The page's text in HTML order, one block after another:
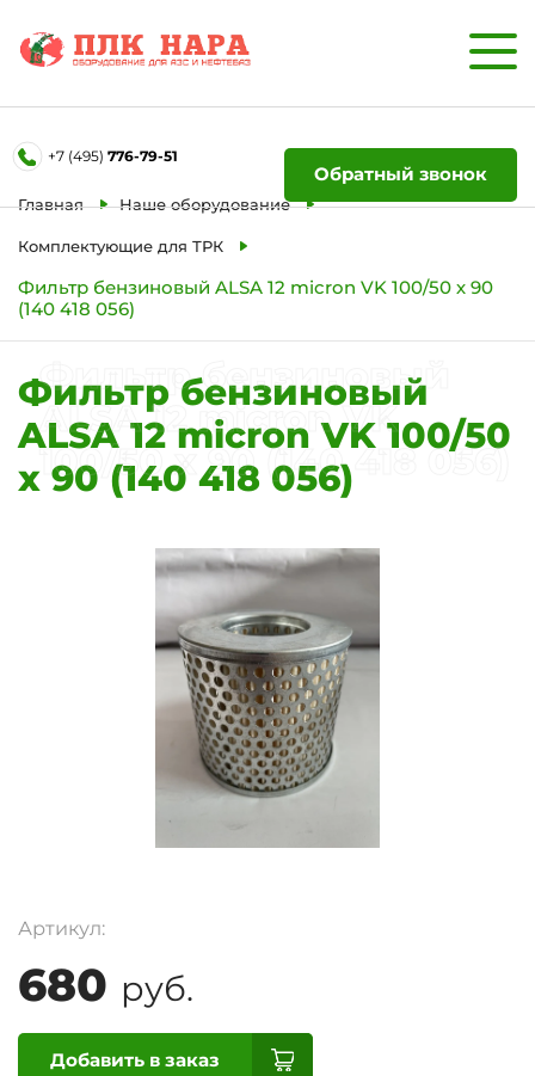
+7 (495) 776-79-51
Обратный звонок
Главная Наше оборудование
Комплектующие для ТРК
Фильтр бензиновый ALSA 12 micron VK 100/50 х 90
(140 418 056)
Фильтр бензиновый
ALSA 12 micron VK 100/50
х 90 (140 418 056)
Фильтр бензиновый
ALSA 12 micron VK
100/50 х 90 (140 418 056)
Артикул:
680 руб.
Добавить в заказ
Форма обратной связи
Ваше имя
Телефон
Отправить